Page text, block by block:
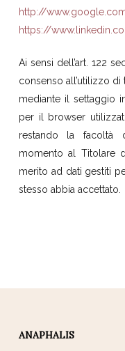
http://
https://
Ai sensi dell’art. 122
consenso all’utilizzo
mediante il settaggio
per il browser
restando la facoltà
momento al Titolare
merito ad dati gestiti
stesso abbia accettato.
ANAPHALIS